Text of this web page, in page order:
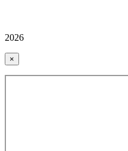
2026
×